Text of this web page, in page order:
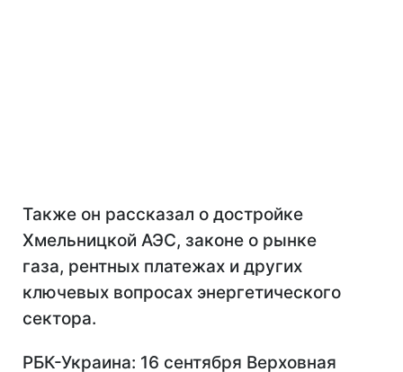
Также он рассказал о достройке
Хмельницкой АЭС, законе о рынке
газа, рентных платежах и других
ключевых вопросах энергетического
сектора.
РБК-Украина: 16 сентября Верховная